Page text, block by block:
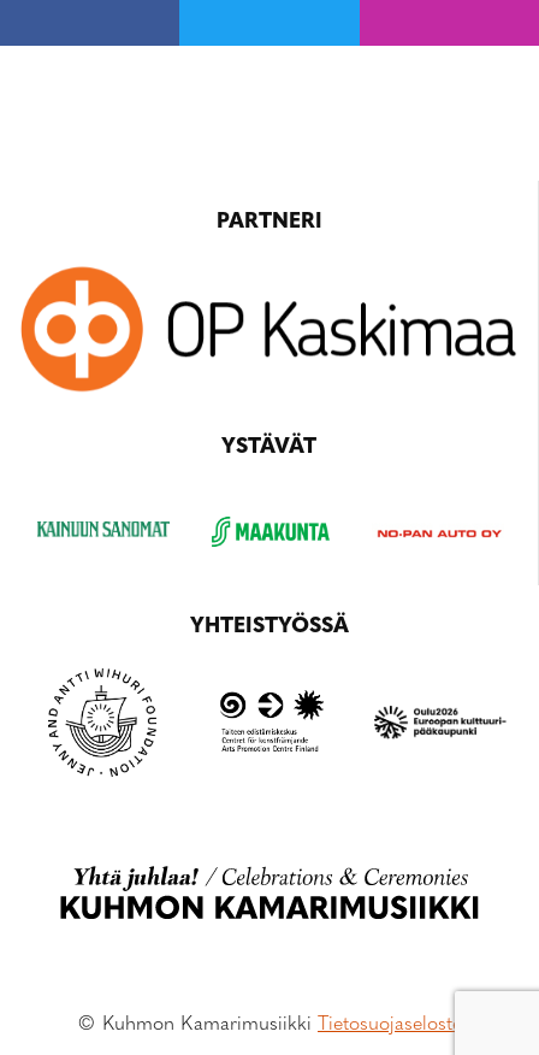
PARTNERI
YSTÄVÄT
YHTEISTYÖSSÄ
© Kuhmon Kamarimusiikki Tietosuojaseloste